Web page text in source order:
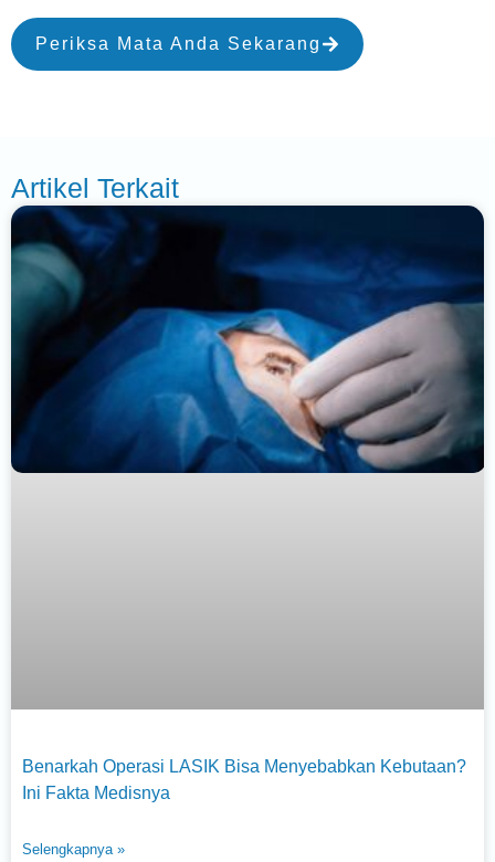
Periksa Mata Anda Sekarang
Artikel Terkait
Benarkah Operasi LASIK Bisa Menyebabkan Kebutaan?
Ini Fakta Medisnya
Selengkapnya »